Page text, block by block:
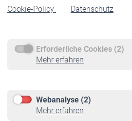
Cookie-Policy
Datenschutz
Erforderliche Cookies (2)
Mehr erfahren
Webanalyse (2)
Mehr erfahren
Rente beantragen
Service
Informationen
Online-Rechner
VBLnewsletter